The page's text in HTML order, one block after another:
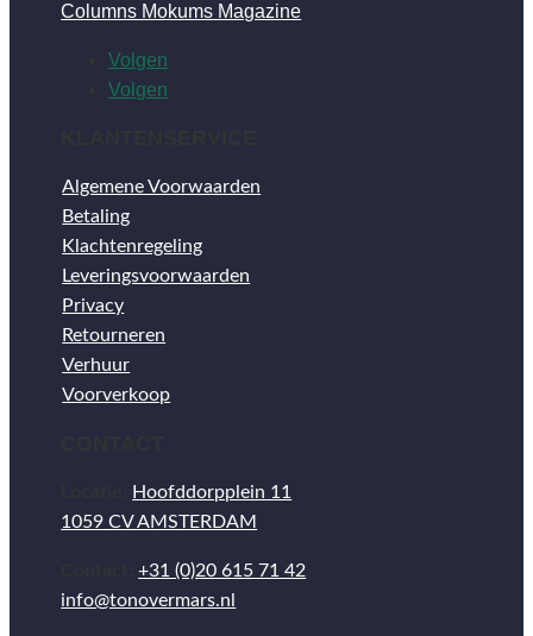
Columns Mokums Magazine
Volgen
Volgen
Algemene Voorwaarden
Betaling
Klachtenregeling
Leveringsvoorwaarden
Privacy
Retourneren
Verhuur
Voorverkoop
Hoofddorpplein 11
1059 CV AMSTERDAM
+31 (0)20 615 71 42
info@tonovermars.nl